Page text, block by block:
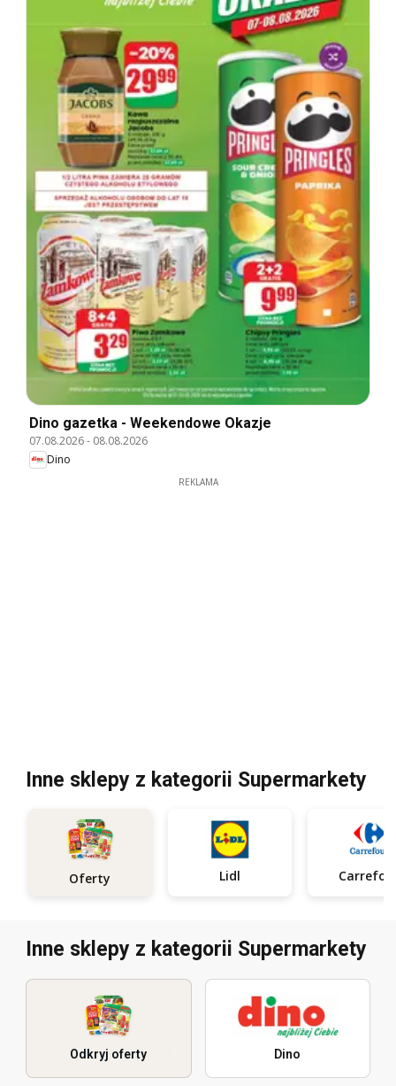
Dino gazetka - Weekendowe Okazje
07.08.2026- 08.08.2026
Dino
REKLAMA
Inne sklepy z kategorii Supermarkety
Oferty Lidl
Inne sklepy z kategorii Supermarkety
Odkryj oferty Dino